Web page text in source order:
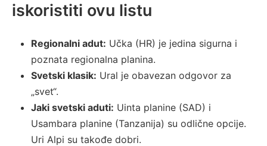
iskoristiti ovu listu
Regionalni adut: Učka (HR) je jedina sigurna i
poznata regionalna planina.
Svetski klasik: Ural je obavezan odgovor za
„svet“.
Jaki svetski aduti: Uinta planine (SAD) i
Usambara planine (Tanzanija) su odlične opcije.
Uri Alpi su takođe dobri.